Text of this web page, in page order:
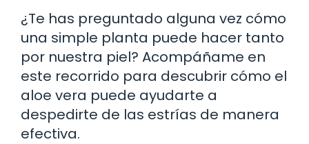
¿Te has preguntado alguna vez cómo
una simple planta puede hacer tanto
por nuestra piel? Acompáñame en
este recorrido para descubrir cómo el
aloe vera puede ayudarte a
despedirte de las estrías de manera
efectiva.